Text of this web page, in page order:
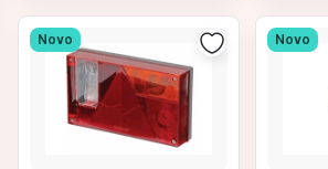
Novo Novo